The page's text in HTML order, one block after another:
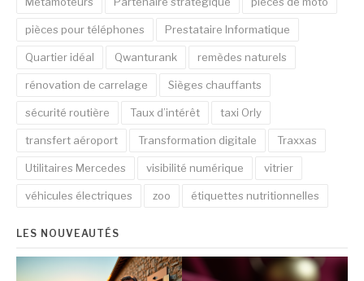
pièces pour téléphones Prestataire Informatique
Quartier idéal Qwanturank remèdes naturels
rénovation de carrelage Sièges chauffants
sécurité routière Taux d’intérêt taxi Orly
transfert aéroport Transformation digitale Traxxas
Utilitaires Mercedes visibilité numérique vitrier
véhicules électriques zoo étiquettes nutritionnelles
LES NOUVEAUTÉS